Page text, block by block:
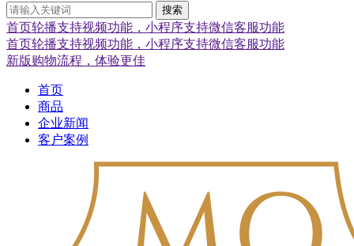
搜索
首页轮播支持视频功能，小程序支持微信客服功能
首页轮播支持视频功能，小程序支持微信客服功能
新版购物流程，体验更佳
首页
商品
企业新闻
客户案例